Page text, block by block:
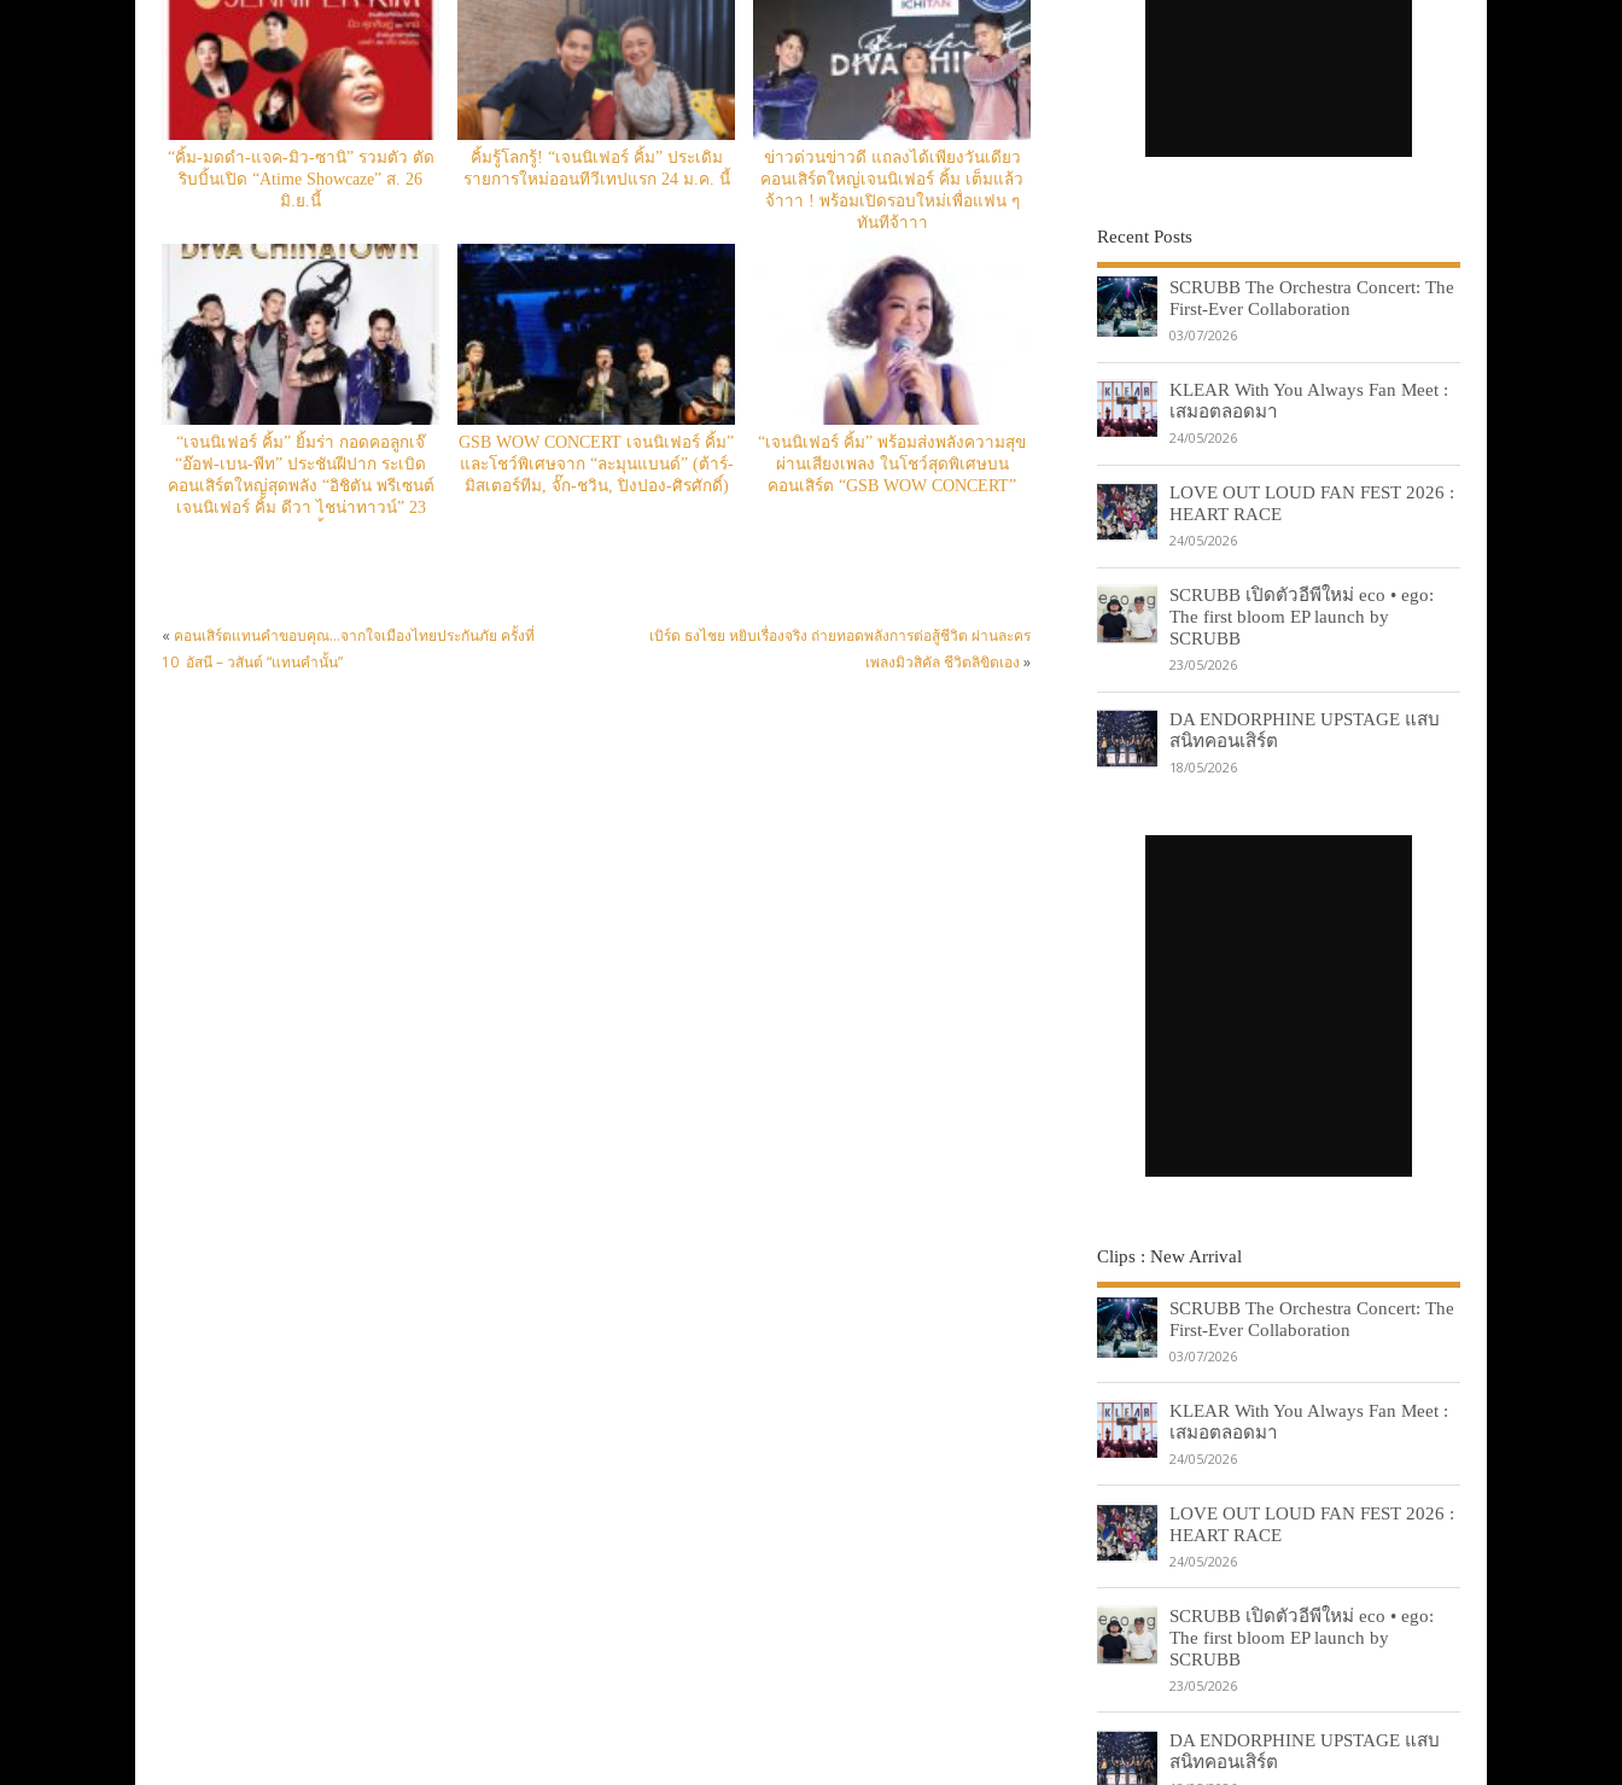
“คิ้ม-มดดำ-แจค-มิว-ซานิ” รวมตัว ตัด
ริบบิ้นเปิด “Atime Showcaze” ส. 26
มิ.ย.นี้
คิ้มรู้โลกรู้! “เจนนิเฟอร์ คิ้ม” ประเดิม
รายการใหม่ออนทีวีเทปแรก 24 ม.ค. นี้
ข่าวด่วนข่าวดี แถลงได้เพียงวันเดียว
คอนเสิร์ตใหญ่เจนนิเฟอร์ คิ้ม เต็มแล้ว
จ้าาา ! พร้อมเปิดรอบใหม่เพื่อแฟน ๆ
ทันทีจ้าาา
“เจนนิเฟอร์ คิ้ม” ยิ้มร่า กอดคอลูกเจ๊
“อ๊อฟ-เบน-พีท” ประชันฝีปาก ระเบิด
คอนเสิร์ตใหญ่สุดพลัง “อิชิตัน พรีเซนต์
เจนนิเฟอร์ คิ้ม ดีวา ไชน่าทาวน์” 23
GSB WOW CONCERT เจนนิเฟอร์ คิ้ม”
และโชว์พิเศษจาก “ละมุนแบนด์” (ต้าร์-
มิสเตอร์ทีม, จั๊ก-ชวิน, ปิงปอง-ศิรศักดิ์)
“เจนนิเฟอร์ คิ้ม” พร้อมส่งพลังความสุข
ผ่านเสียงเพลง ในโชว์สุดพิเศษบน
คอนเสิร์ต “GSB WOW CONCERT”
« คอนเสิร์ตแทนคำขอบคุณ…จากใจเมืองไทยประกันภัย ครั้งที่
10 อัสนี – วสันต์ “แทนคำนั้น”
เบิร์ด ธงไชย หยิบเรื่องจริง ถ่ายทอดพลังการต่อสู้ชีวิต ผ่านละคร
เพลงมิวสิคัล ชีวิตลิขิตเอง »
Recent Posts
SCRUBB The Orchestra Concert: The
First-Ever Collaboration
03/07/2026
KLEAR With You Always Fan Meet :
เสมอตลอดมา
24/05/2026
LOVE OUT LOUD FAN FEST 2026 :
HEART RACE
24/05/2026
SCRUBB เปิดตัวอีพีใหม่ eco • ego:
The first bloom EP launch by
SCRUBB
23/05/2026
DA ENDORPHINE UPSTAGE แสบ
สนิทคอนเสิร์ต
18/05/2026
Clips : New Arrival
SCRUBB The Orchestra Concert: The
First-Ever Collaboration
03/07/2026
KLEAR With You Always Fan Meet :
เสมอตลอดมา
24/05/2026
LOVE OUT LOUD FAN FEST 2026 :
HEART RACE
24/05/2026
SCRUBB เปิดตัวอีพีใหม่ eco • ego:
The first bloom EP launch by
SCRUBB
23/05/2026
DA ENDORPHINE UPSTAGE แสบ
สนิทคอนเสิร์ต